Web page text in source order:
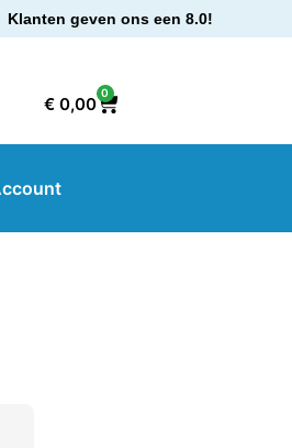
Klanten geven ons een 8.0!
€0,00
0